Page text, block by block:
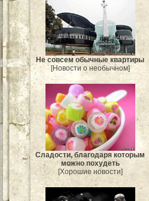
Не совсем обычные квартиры
[Новости о необычном]
Сладости, благодаря которым
можно похудеть
[Хорошие новости]